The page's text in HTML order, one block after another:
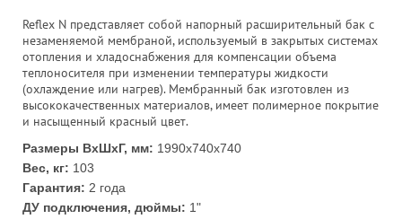
Reflex N представляет собой напорный расширительный бак с
незаменяемой мембраной, используемый в закрытых системах
отопления и хладоснабжения для компенсации объема
теплоносителя при изменении температуры жидкости
(охлаждение или нагрев). Мембранный бак изготовлен из
высококачественных материалов, имеет полимерное покрытие
и насыщенный красный цвет.
Размеры ВхШхГ, мм: 1990x740x740
Вес, кг: 103
Гарантия: 2 года
ДУ подключения, дюймы: 1"